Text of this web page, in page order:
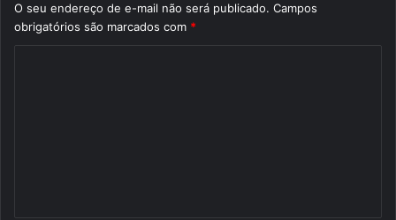
O seu endereço de e-mail não será publicado. Campos
obrigatórios são marcados com *